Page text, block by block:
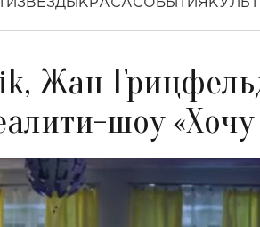
ЗВЕЗДЫ КРАСАСОБЫТИЯ
Жан
шоу «Хочу